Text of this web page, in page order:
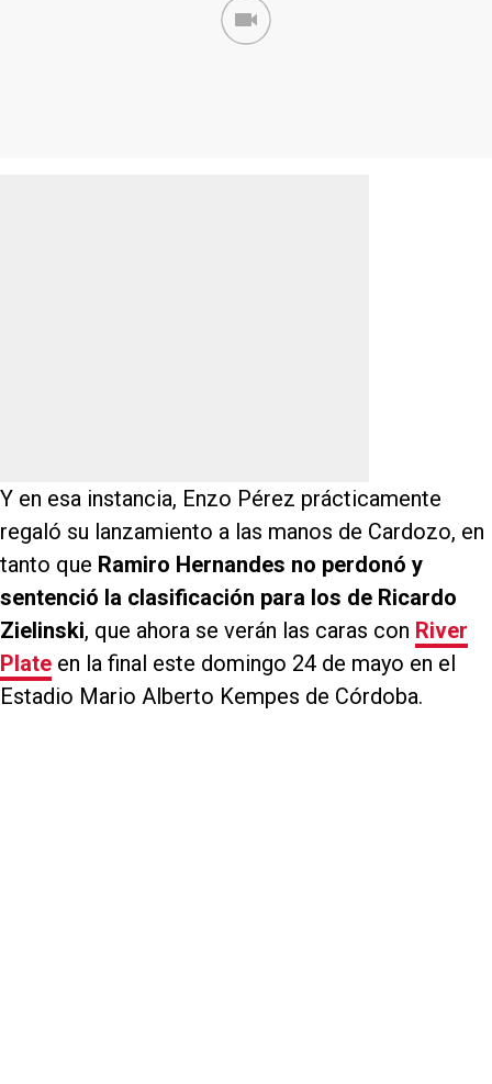
Y en esa instancia, Enzo Pérez prácticamente
regaló su lanzamiento a las manos de Cardozo, en
tanto que Ramiro Hernandes no perdonó y
sentenció la clasificación para los de Ricardo
Zielinski, que ahora se verán las caras con River
Plate en la final este domingo 24 de mayo en el
Estadio Mario Alberto Kempes de Córdoba.